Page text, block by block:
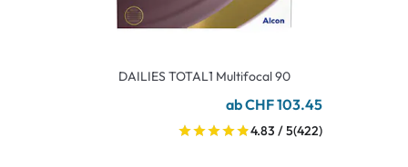
DAILIES TOTAL1 Multifocal 90
ab CHF 103.45
4.83 / 5(422)